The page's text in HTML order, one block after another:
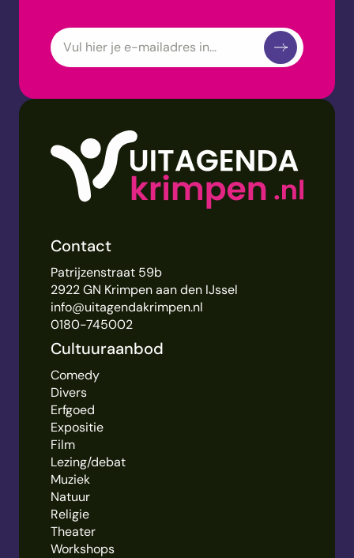
Contact
Patrijzenstraat 59b
2922 GN Krimpen aan den IJssel
info@uitagendakrimpen.nl
0180-745002
Cultuuraanbod
Comedy
Divers
Erfgoed
Expositie
Film
Lezing/debat
Muziek
Natuur
Religie
Theater
Workshops